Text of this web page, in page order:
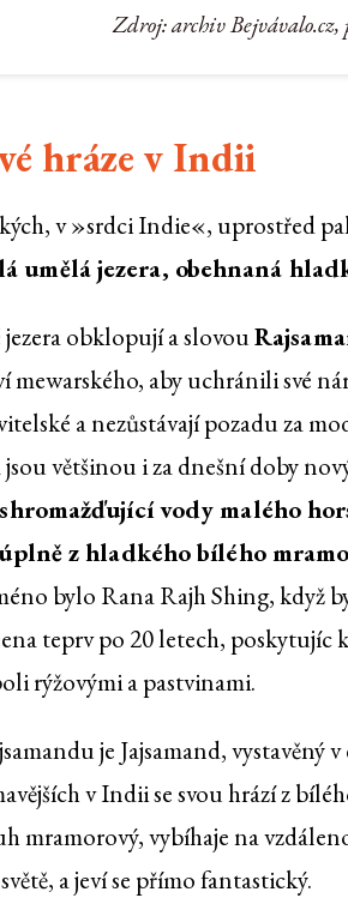
Zdroj: archiv
hráze v Indii
v »srdci Indie«, uprostřed
umělá jezera, obehnaná
obklopují a slovou
mewarského, aby uchránili své
a nezůstávají pozadu za
většinou i za dnešní doby
vody malého
z hladkého bílého
bylo Rana Rajh Shing, když
teprv po 20 letech, poskytujíc
rýžovými a pastvinami.
je Jajsamand, vystavěný
v Indii se svou hrází z
mramorový, vybíhaje na
a jeví se přímo fantastický.